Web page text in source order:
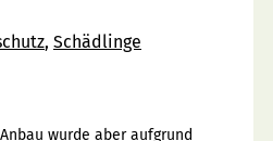
Schädlinge
wurde aber aufgrund